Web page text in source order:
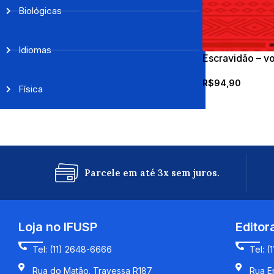
Biológicas
Idiomas
Física
Escravidão –
R$94,90
Parcele em até 3x sem juros.
Loja no IFUSP
Tel: (11) 2648-6666
Rua do Matão. Travessa R187
Tel:
Rua